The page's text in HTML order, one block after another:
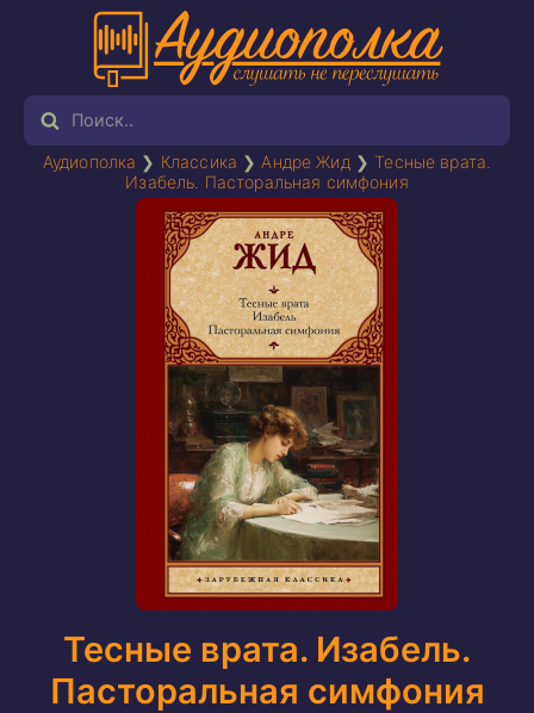
Аудиополка ❯ Классика ❯ Андре Жид ❯ Тесные врата.
Изабель. Пасторальная симфония
Тесные врата. Изабель.
Пасторальная симфония